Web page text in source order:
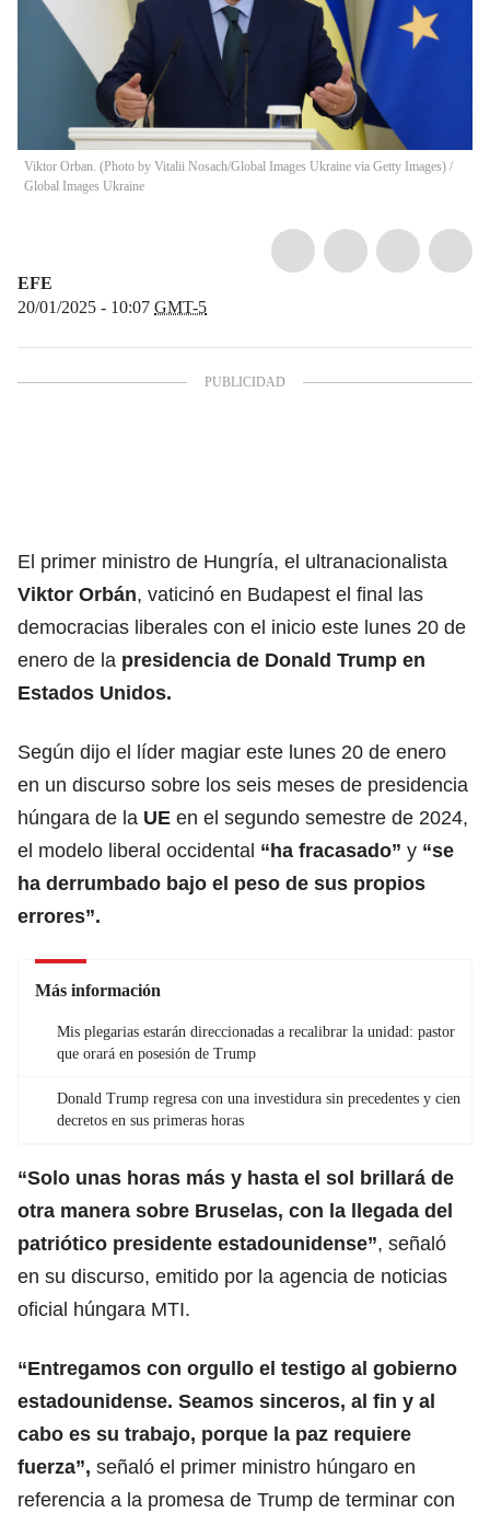
Viktor Orban. (Photo by Vitalii Nosach/Global Images Ukraine via Getty Images) /
Global Images Ukraine
EFE
20/01/2025 - 10:07 GMT-5
El primer ministro de Hungría, el ultranacionalista
Viktor Orbán, vaticinó en Budapest el final las
democracias liberales con el inicio este lunes 20 de
enero de la presidencia de Donald Trump en
Estados Unidos.
Según dijo el líder magiar este lunes 20 de enero
en un discurso sobre los seis meses de presidencia
húngara de la UE en el segundo semestre de 2024,
el modelo liberal occidental “ha fracasado” y “se
ha derrumbado bajo el peso de sus propios
errores”.
Más información
Mis plegarias estarán direccionadas a recalibrar la unidad: pastor
que orará en posesión de Trump
Donald Trump regresa con una investidura sin precedentes y cien
decretos en sus primeras horas
“Solo unas horas más y hasta el sol brillará de
otra manera sobre Bruselas, con la llegada del
patriótico presidente estadounidense”, señaló
en su discurso, emitido por la agencia de noticias
oficial húngara MTI.
“Entregamos con orgullo el testigo al gobierno
estadounidense. Seamos sinceros, al fin y al
cabo es su trabajo, porque la paz requiere
fuerza”, señaló el primer ministro húngaro en
referencia a la promesa de Trump de terminar con